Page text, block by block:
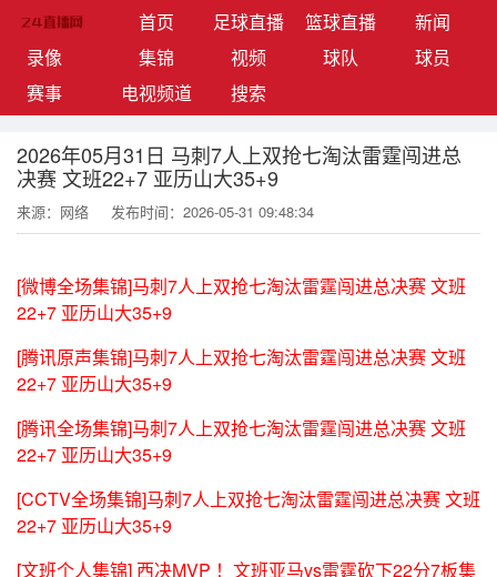
首页(current)足球直播 篮球直播
新闻
录像
集锦 视频 球队
球员
赛事
电视频道 搜索
2026年05月31日 马刺7人上双抢七淘汰雷霆闯进总
决赛 文班22+7 亚历山大35+9
来源：网络 发布时间：2026-05-31 09:48:34
[微博全场集锦]马刺7人上双抢七淘汰雷霆闯进总决赛 文班
22+7 亚历山大35+9
[腾讯原声集锦]马刺7人上双抢七淘汰雷霆闯进总决赛 文班
22+7 亚历山大35+9
[腾讯全场集锦]马刺7人上双抢七淘汰雷霆闯进总决赛 文班
22+7 亚历山大35+9
[CCTV全场集锦]马刺7人上双抢七淘汰雷霆闯进总决赛 文班
22+7 亚历山大35+9
[文班个人集锦] 西决MVP ！文班亚马vs雷霆砍下22分7板集